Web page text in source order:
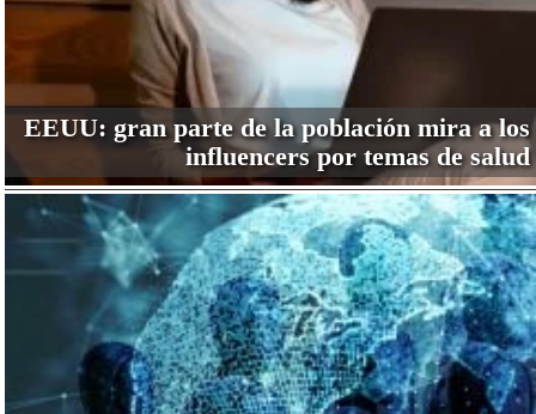
EEUU: gran parte de la población mira a los
influencers por temas de salud